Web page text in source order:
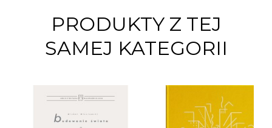
PRODUKTY Z TEJ
SAMEJ KATEGORII